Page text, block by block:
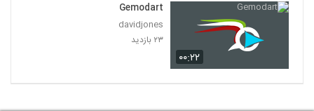
۰۰:۲۲
Gemodart
davidjones
۲۳ بازدید